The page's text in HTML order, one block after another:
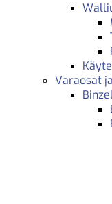
Varaosat